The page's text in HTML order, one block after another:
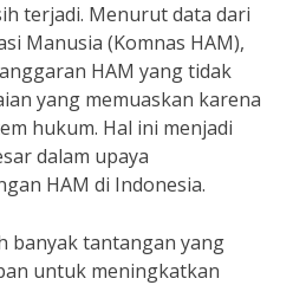
terjadi. Menurut data dari
Manusia (Komnas HAM),
HAM yang tidak
yang memuaskan karena
hukum. Hal ini menjadi
dalam upaya
HAM di Indonesia.
banyak tantangan yang
untuk meningkatkan